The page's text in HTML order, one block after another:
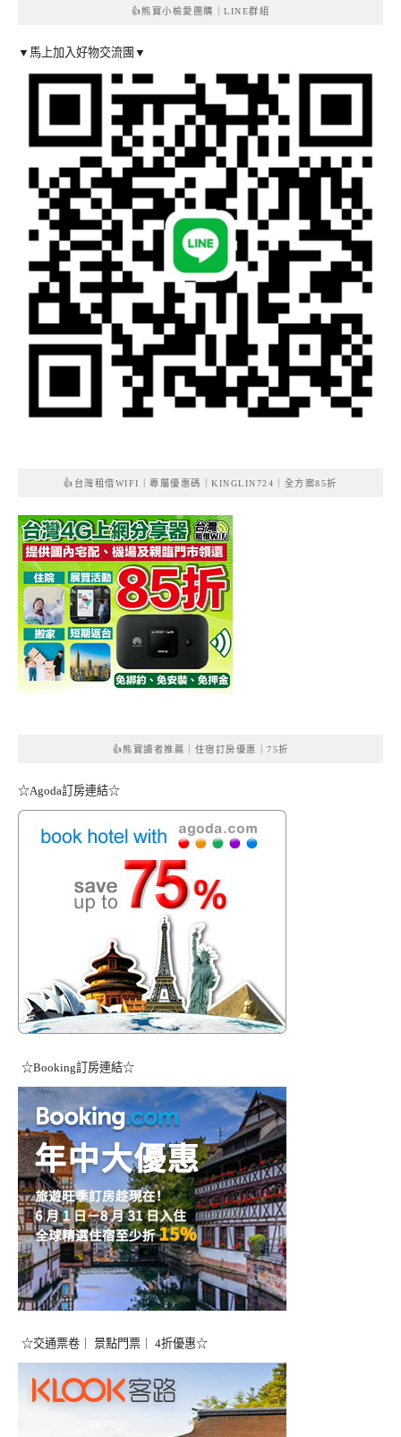
👍熊寶小榆愛團購｜LINE群組
▼馬上加入好物交流團▼
👍台灣租借WIFI｜專屬優惠碼｜KINGLIN724｜全方案85折
👍熊寶讀者推薦｜住宿訂房優惠｜75折
☆Agoda訂房連結☆
☆Booking訂房連結☆
☆交通票卷｜ 景點門票｜ 4折優惠☆